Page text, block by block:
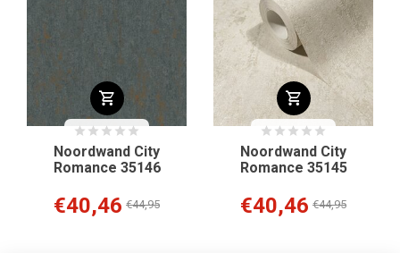
Noordwand City
Romance 35146
€40,46 €44,95
Noordwand City
Romance 35145
€40,46 €44,95